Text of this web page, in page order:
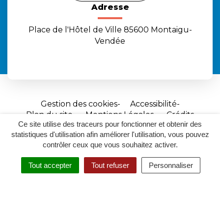
Ce site utilise des traceurs pour fonctionner et obtenir des
statistiques d'utilisation afin améliorer l'utilisation, vous pouvez
contrôler ceux que vous souhaitez activer.
Tout accepter Tout refuser Personnaliser
RECHERCHER
ACCESSIBILITÉ
Adresse
Place de l'Hôtel de Ville 85600 Montaigu-
Vendée
Gestion des cookies
Accessibilité
Plan du site
Mentions Légales
Crédits
Site
réalisé
par
Inovagora